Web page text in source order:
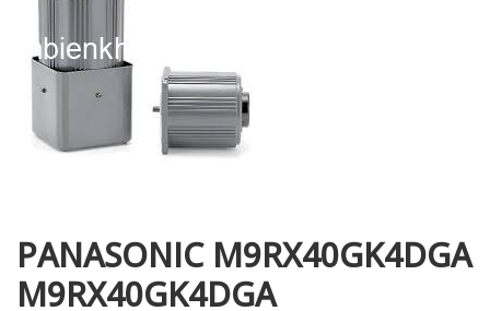
PANASONIC M9RX40GK4DGA
M9RX40GK4DGA